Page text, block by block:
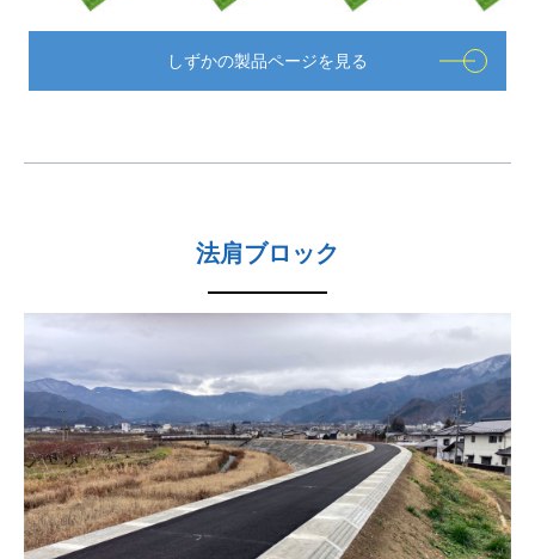
しずかの製品ページを見る
法肩ブロック